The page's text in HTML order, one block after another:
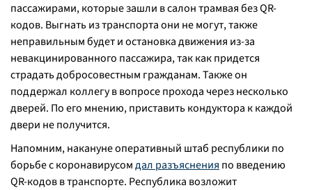
пассажирами, которые зашли в салон трамвая без QR-
кодов. Выгнать из транспорта они не могут, также
неправильным будет и остановка движения из-за
невакцинированного пассажира, так как придется
страдать добросовестным гражданам. Также он
поддержал коллегу в вопросе прохода через несколько
дверей. По его мнению, приставить кондуктора к каждой
двери не получится.
Напомним, накануне оперативный штаб республики по
борьбе с коронавирусомдал разъяснения по введению
QR-кодов в транспорте. Республика возложит